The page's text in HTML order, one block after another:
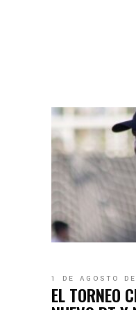
1 DE AGOSTO
EL TORNEO